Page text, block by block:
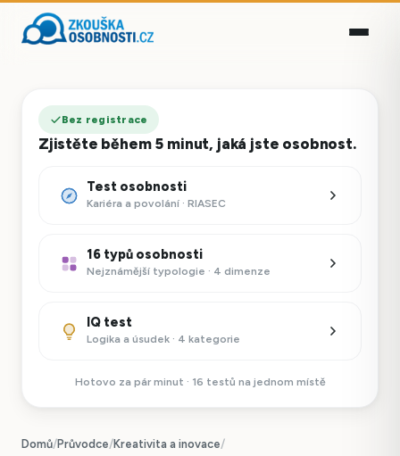
Bez registrace
Zjistěte během 5 minut, jaká jste osobnost.
Test osobnosti
Kariéra a povolání · RIASEC
16 typů osobnosti
Nejznámější typologie · 4 dimenze
IQ test
Logika a úsudek · 4 kategorie
Hotovo za pár minut · 16 testů na jednom místě
Domů/Průvodce/Kreativita a inovace/